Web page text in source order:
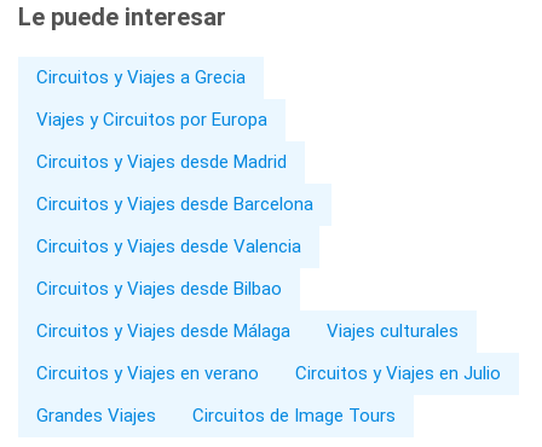
Le puede interesar
Circuitos y Viajes a Grecia
Viajes y Circuitos por Europa
Circuitos y Viajes desde Madrid
Circuitos y Viajes desde Barcelona
Circuitos y Viajes desde Valencia
Circuitos y Viajes desde Bilbao
Circuitos y Viajes desde Málaga
Viajes culturales
Circuitos y Viajes en verano
Circuitos y Viajes en Julio
Grandes Viajes
Circuitos de Image Tours